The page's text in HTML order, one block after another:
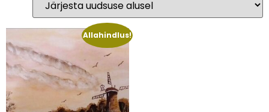
Allahindlus!